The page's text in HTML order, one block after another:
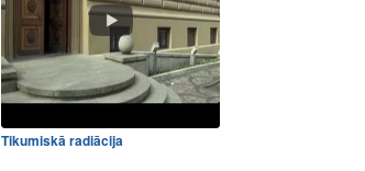
Tikumiskā radiācija